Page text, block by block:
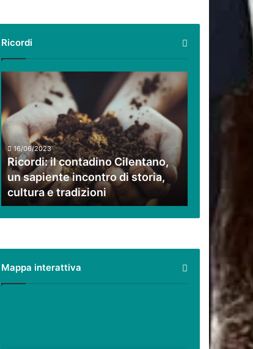
Ricordi
Ricordi:
contadino
Cilentano,
un
sapiente
incontro
di
storia,
cultura
e
tradizioni
16/06/2023
Ricordi: il contadino Cilentano,
un sapiente incontro di storia,
cultura e tradizioni
Mappa interattiva